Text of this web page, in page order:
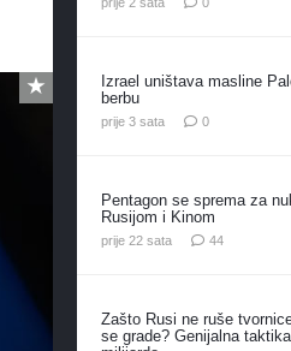
Izrael uništava masline
berbu
prije 3 sata 0
Pentagon se sprema za
Rusijom i Kinom
prije 22 sata 44komentara
Zašto Rusi ne ruše
se grade? Genijalna